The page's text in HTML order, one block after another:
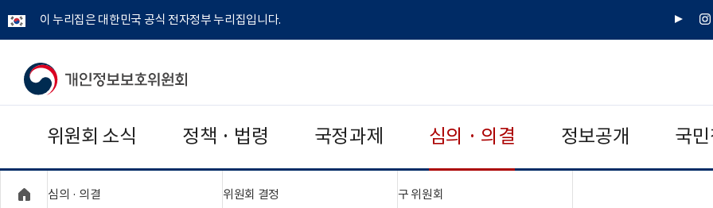
이 누리집은 대한민국 공식 전자정부 누리집입니다.
유
인
개
보
위원회 소식 정책 · 법령 국정과제 심의 · 의결 정보공개 국
심의 · 의결 위원회 결정 구 위원회